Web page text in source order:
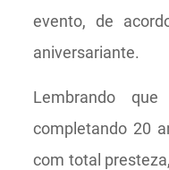
evento, de
aniversariante.
Lembrando
completando 20
com total